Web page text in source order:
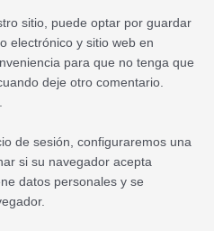
sitio, puede optar por guardar
electrónico y sitio web en
para que no tenga que
deje otro comentario.
de sesión, configuraremos una
si su navegador acepta
datos personales y se